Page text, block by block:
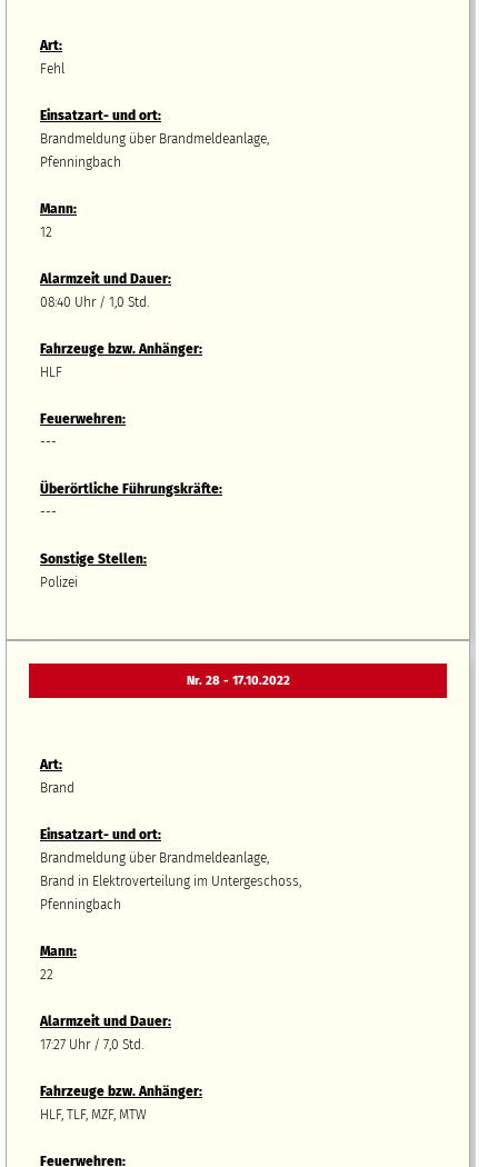
Art:
Fehl
Einsatzart- und ort:
Brandmeldung über Brandmeldeanlage,
Pfenningbach
Mann:
12
Alarmzeit und Dauer:
08:40 Uhr / 1,0 Std.
Fahrzeuge bzw.Anhänger:
HLF
Feuerwehren:
---
Überörtliche Führungskräfte:
---
Sonstige Stellen:
Polizei
Nr. 28 - 17.10.2022
Art:
Brand
Einsatzart- und ort:
Brandmeldung über Brandmeldeanlage,
Brand in Elektroverteilung im Untergeschoss,
Pfenningbach
Mann:
22
Alarmzeit und Dauer:
17:27 Uhr / 7,0 Std.
Fahrzeuge bzw.Anhänger:
HLF, TLF, MZF, MTW
Feuerwehren: